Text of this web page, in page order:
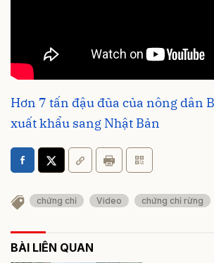
Hơn 7 tấn đậu đũa của nông dân
xuất khẩu sang Nhật Bản
chứng chỉ Video chứng chỉ rừng
BÀI LIÊN QUAN